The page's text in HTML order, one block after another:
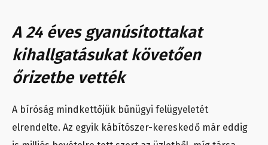
A 24 éves gyanúsítottakat
kihallgatásukat követően
őrizetbe vették
A bíróság mindkettőjük bűnügyi felügyeletét
elrendelte. Az egyik kábítószer-kereskedő már eddig